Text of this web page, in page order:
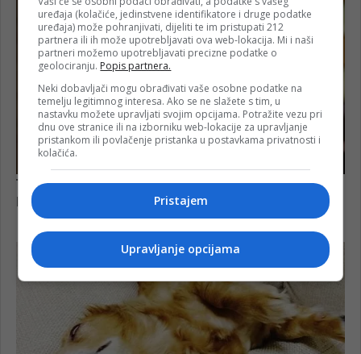
uređaja (kolačiće, jedinstvene identifikatore i druge podatke
uređaja) može pohranjivati, dijeliti te im pristupati 212
partnera ili ih može upotrebljavati ova web-lokacija. Mi i naši
partneri možemo upotrebljavati precizne podatke o
geolociranju. Popis partnera.
Neki dobavljači mogu obrađivati vaše osobne podatke na
temelju legitimnog interesa. Ako se ne slažete s tim, u
nastavku možete upravljati svojim opcijama. Potražite vezu pri
dnu ove stranice ili na izborniku web-lokacije za upravljanje
pristankom ili povlačenje pristanka u postavkama privatnosti i
kolačića.
Pristajem
Upravljanje opcijama